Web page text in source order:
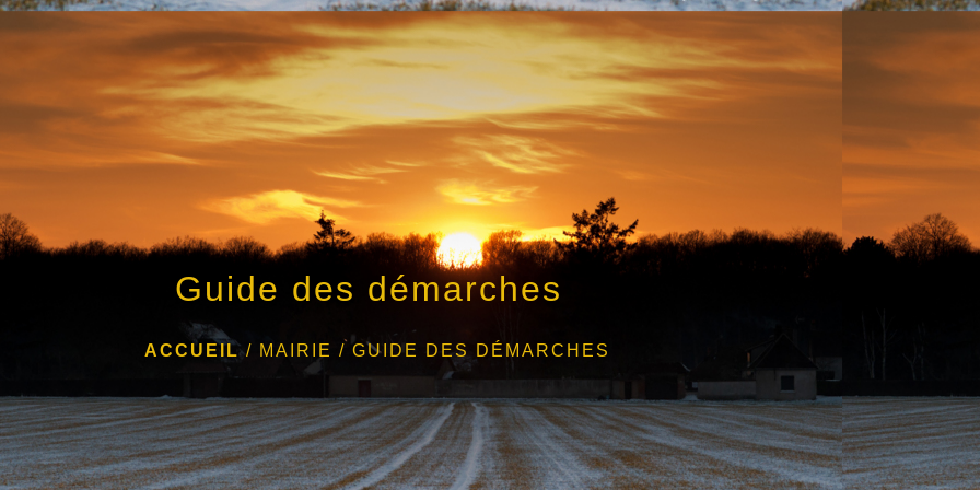
Guide des démarches
ACCUEIL/ MAIRIE / GUIDE DES DÉMARCHES